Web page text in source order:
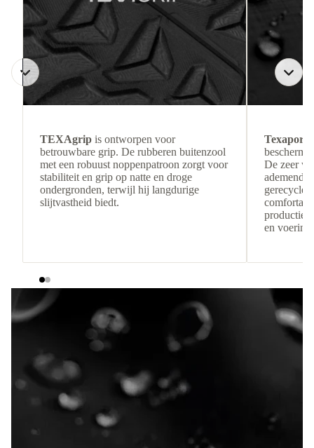
TEXAgrip is ontworpen voor
betrouwbare grip. De rubberen buitenzool
met een robuust noppenpatroon zorgt voor
stabiliteit en grip op natte en droge
ondergronden, terwijl hij langdurige
slijtvastheid biedt.
Texapore
De zeer
ademende
en voering